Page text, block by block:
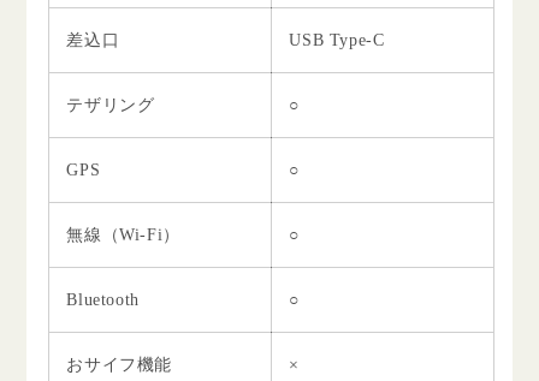
差込口 USB Type-C
テザリング ○
GPS ○
無線（Wi-Fi） ○
Bluetooth ○
おサイフ機能 ×